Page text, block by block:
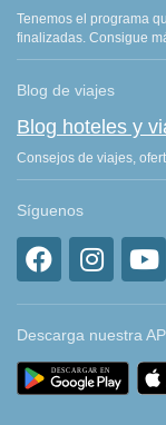
Tenemos el programa
finalizadas. Consigue
Blog de viajes
Blog hoteles y
Consejos de viajes,
Síguenos
Descarga nuestra